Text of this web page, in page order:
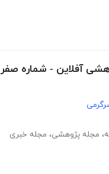
آفلاین - شماره صفر
، مجله پژوهشی، مجله خبری